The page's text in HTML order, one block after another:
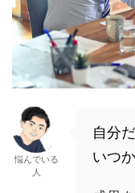
悩んでいる
人
自分
いつ